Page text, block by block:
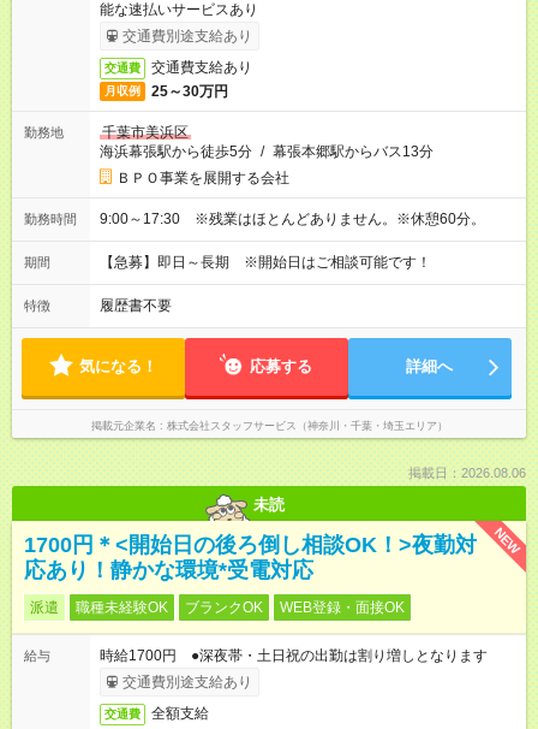
能な速払いサービスあり
交通費別途支給あり
交通費 交通費支給あり
月収例 25～30万円
勤務地
千葉市美浜区
海浜幕張駅から徒歩5分 / 幕張本郷駅からバス13分
ＢＰＯ事業を展開する会社
勤務時間 9:00～17:30 ※残業はほとんどありません。※休憩60分。
期間 【急募】即日～長期 ※開始日はご相談可能です！
特徴 履歴書不要
気になる！ 応募する 詳細へ
掲載元企業名 株式会社スタッフサービス（神奈川・千葉・埼玉エリア）
掲載日：2026.08.06
未読
NEW
1700円＊<開始日の後ろ倒し相談OK！>夜勤対
応あり！静かな環境*受電対応
派遣 職種未経験OK ブランクOK WEB登録・面接OK
給与
時給1700円 ●深夜帯・土日祝の出勤は割り増しとなります
交通費別途支給あり
交通費 全額支給